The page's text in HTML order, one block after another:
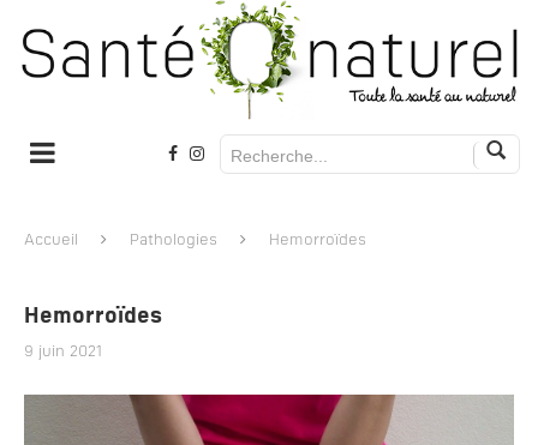
Accueil Pathologies Hemorroïdes
Hemorroïdes
9 juin 2021